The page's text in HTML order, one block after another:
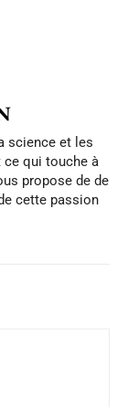
science et les
qui touche à
propose de de
cette passion